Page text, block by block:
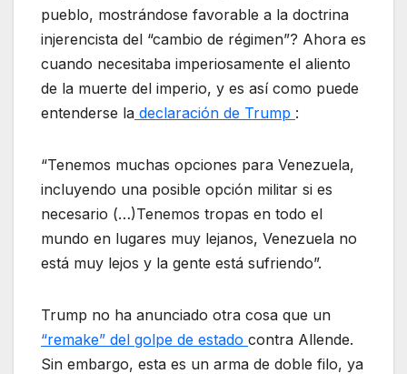
pueblo, mostrándose favorable a la doctrina
injerencista del “cambio de régimen”? Ahora es
cuando necesitaba imperiosamente el aliento
de la muerte del imperio, y es así como puede
entenderse la declaración de Trump :
“Tenemos muchas opciones para Venezuela,
incluyendo una posible opción militar si es
necesario (…)Tenemos tropas en todo el
mundo en lugares muy lejanos, Venezuela no
está muy lejos y la gente está sufriendo”.
Trump no ha anunciado otra cosa que un
“remake” del golpe de estado contra Allende.
Sin embargo, esta es un arma de doble filo, ya